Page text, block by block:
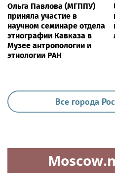
Ольга Павлова (МГППУ)
приняла участие в
научном семинаре отдела
этнографии Кавказа в
Музее антропологии и
этнологии РАН
Все города